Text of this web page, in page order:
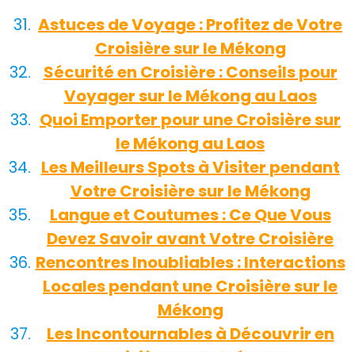
Astuces de Voyage : Profitez de Votre
Croisière sur le Mékong
Sécurité en Croisière : Conseils pour
Voyager sur le Mékong au Laos
Quoi Emporter pour une Croisière sur
le Mékong au Laos
Les Meilleurs Spots à Visiter pendant
Votre Croisière sur le Mékong
Langue et Coutumes : Ce Que Vous
Devez Savoir avant Votre Croisière
Rencontres Inoubliables : Interactions
Locales pendant une Croisière sur le
Mékong
Les Incontournables à Découvrir en